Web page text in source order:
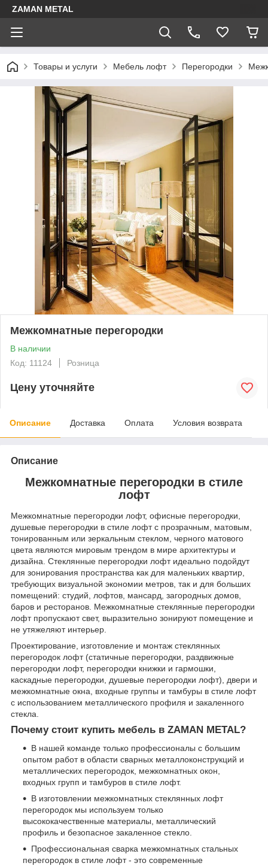
ZAMAN METAL
Товары и услуги Мебель лофт Перегородки
Межкомнатные перегородки
В наличии
Код: 11124
Розница
Цену уточняйте
Описание Доставка Оплата Условия возврата
Описание
Межкомнатные перегородки в стиле
лофт
Межкомнатные перегородки лофт, офисные перегородки,
душевые перегородки в стиле лофт с прозрачным, матовым,
тонированным или зеркальным стеклом, черного матового
цвета являются мировым трендом в мире архитектуры и
дизайна. Стеклянные перегородки лофт идеально подойдут
для зонирования пространства как для маленьких квартир,
требующих визуальной экономии метров, так и для больших
помещений: студий, лофтов, мансард, загородных домов,
баров и ресторанов. Межкомнатные стеклянные перегородки
лофт пропускают свет, выразительно зонируют помещение и
не утяжеляют интерьер.
Проектирование, изготовление и монтаж стеклянных
перегородок лофт (статичные перегородки, раздвижные
перегородки лофт, перегородки книжки и гармошки,
каскадные перегородки, душевые перегородки лофт), двери и
межкомнатные окна, входные группы и тамбуры в стиле лофт
с использованием металлического профиля и закаленного
стекла.
Почему стоит купить мебель в ZAMAN METAL?
В нашей команде только профессионалы с большим
опытом работ в области сварных металлоконструкций и
металлических перегородок, межкомнатных окон,
входных групп и тамбуров в стиле лофт.
В изготовлении межкомнатных стеклянных лофт
перегородок мы используем только
высококачественные материалы, металлический
профиль и безопасное закаленное стекло.
Профессиональная сварка межкомнатных стальных
перегородок в стиле лофт - это современные